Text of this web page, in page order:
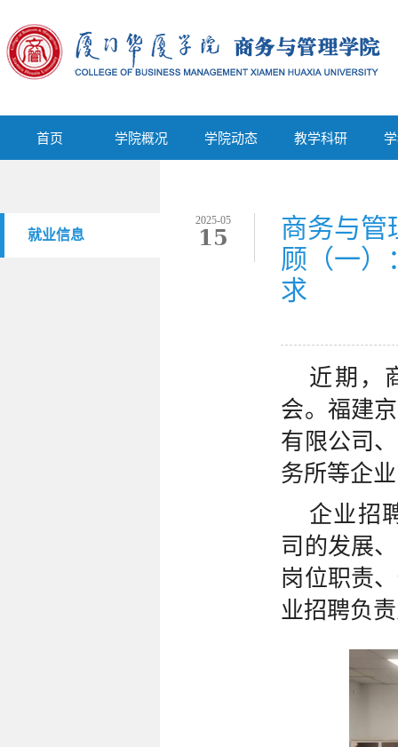
首页 学院概况 学院动态 教学科研
就业信息
2025-05
15
商务与管
顾（一）
求
近期，
会。福建
有限公司
务所等企
企业招
司的发展
岗位职责
业招聘负